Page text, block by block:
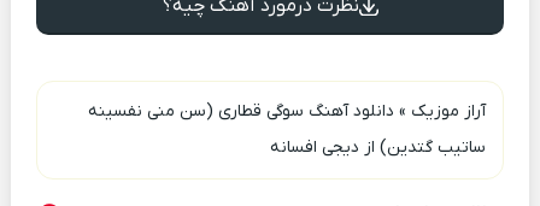
نظرت درمورد آهنگ چیه؟
آراز موزیک » دانلود آهنگ سوگی قطاری (سن منی نفسینه
ساتیب گتدین) از دیجی افسانه